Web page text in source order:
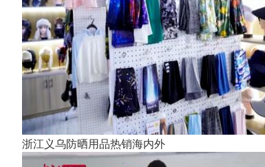
浙江义乌防晒用品热销海内外